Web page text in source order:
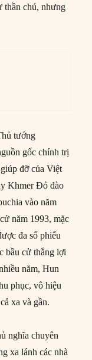
thần chú, nhưng
tướng
gốc chính trị
đỡ của Việt
Khmer Đỏ đào
vào năm
năm 1993, mặc
đa số phiếu
bầu cử thắng lợi
năm, Hun
phục, vô hiệu
xa và gần.
nghĩa chuyên
xa lánh các nhà